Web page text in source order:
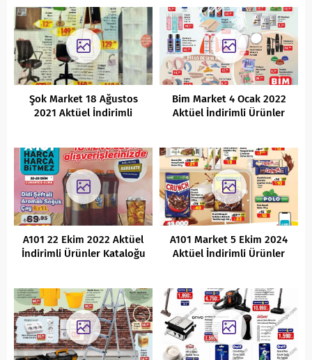
Şok Market 18 Ağustos
2021 Aktüel İndirimli
Bim Market 4 Ocak 2022
Aktüel İndirimli Ürünler
A101 22 Ekim 2022 Aktüel
İndirimli Ürünler Kataloğu
A101 Market 5 Ekim 2024
Aktüel İndirimli Ürünler